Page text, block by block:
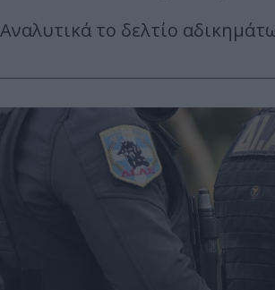
Αναλυτικά το δελτίο